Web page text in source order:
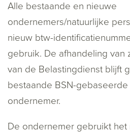
Alle bestaande en nieuwe
ondernemers/natuurlijke
nieuw btw-
gebruik. De afhandeling van
van de Belastingdienst blijft
bestaande BSN-
ondernemer.
De ondernemer gebruikt het